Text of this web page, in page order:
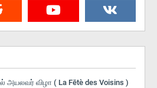
அயலவர் விழா ( La Fētè des Voisins )